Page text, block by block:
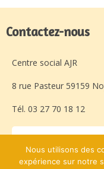
Contactez-nous
Centre social AJR
8 rue Pasteur 59159
Tél. 03 27 70 18 12
Laissez-nous un
Nous utilisons des
expérience sur notre